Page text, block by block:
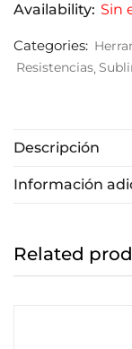
Availability: Sin
Categories:
Resistencias
Descripción
Información
Related